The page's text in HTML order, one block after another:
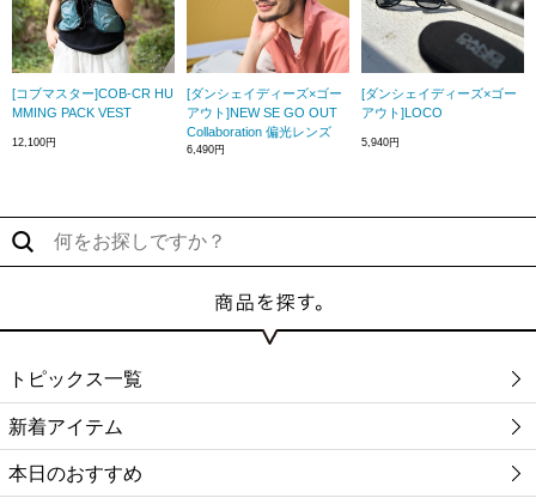
[コブマスター]COB-CR HU
MMING PACK VEST
12,100円
[ダンシェイディーズ×ゴー
アウト]NEW SE GO OUT
Collaboration 偏光レンズ
6,490円
[ダンシェイディーズ×ゴー
アウト]LOCO
5,940円
トピックス一覧
新着アイテム
本日のおすすめ